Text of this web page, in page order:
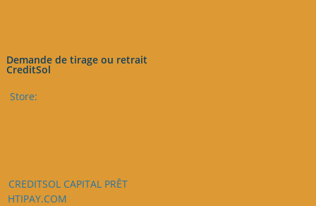
Demande de tirage ou retrait
CreditSol
Store:
CREDITSOL CAPITAL PRÊT
HTIPAY.COM